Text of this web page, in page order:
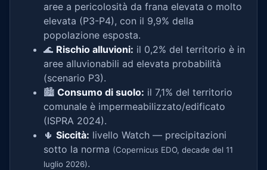
aree a pericolosità da frana elevata o molto
elevata (P3-P4), con il 9,9% della
popolazione esposta.
🌊 Rischio alluvioni: il 0,2% del territorio è in
aree alluvionabili ad elevata probabilità
(scenario P3).
🏙️ Consumo di suolo: il 7,1% del territorio
comunale è impermeabilizzato/edificato
(ISPRA 2024).
🌵 Siccità: livello Watch — precipitazioni
sotto la norma (Copernicus EDO, decade del 11
luglio 2026).